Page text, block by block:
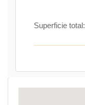
Superficie total: